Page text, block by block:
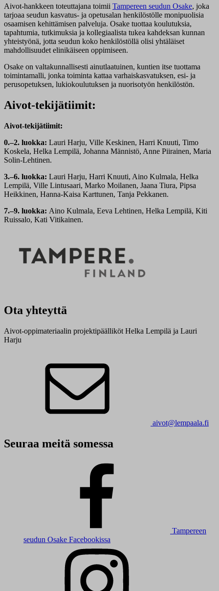
Aivot-hankkeen toteuttajana toimii Tampereen seudun Osake, joka
tarjoaa seudun kasvatus- ja opetusalan henkilöstölle monipuolisia
osaamisen kehittämisen palveluja. Osake tuottaa koulutuksia,
tapahtumia, tutkimuksia ja kollegiaalista tukea kahdeksan kunnan
yhteistyönä, jotta seudun koko henkilöstöllä olisi yhtäläiset
mahdollisuudet elinikäiseen oppimiseen.
Osake on valtakunnallisesti ainutlaatuinen, kuntien itse tuottama
toimintamalli, jonka toiminta kattaa varhaiskasvatuksen, esi- ja
perusopetuksen, lukiokoulutuksen ja nuorisotyön henkilöstön.
Aivot-tekijätiimit:
Aivot-tekijätiimit:
0.–2. luokka: Lauri Harju, Ville Keskinen, Harri Knuuti, Timo
Koskela, Helka Lempilä, Johanna Männistö, Anne Piirainen, Maria
Solin-Lehtinen.
3.–6. luokka: Lauri Harju, Harri Knuuti, Aino Kulmala, Helka
Lempilä, Ville Lintusaari, Marko Moilanen, Jaana Tiura, Pipsa
Heikkinen, Hanna-Kaisa Karttunen, Tanja Pekkanen.
7.–9. luokka: Aino Kulmala, Eeva Lehtinen, Helka Lempilä, Kiti
Ruissalo, Kati Vitikainen.
Ota yhteyttä
Aivot-oppimateriaalin projektipäälliköt Helka Lempilä ja Lauri
Harju
aivot@lempaala.fi
Seuraa meitä somessa
Tampereen
seudun Osake Facebookissa